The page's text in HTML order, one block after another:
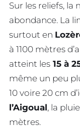
Sur les reliefs,
abondance. La
surtout en
à 1100 mètres
atteint les 15 à
même un peu
10 voire 20 cm
l’Aigoual, la
mètres.